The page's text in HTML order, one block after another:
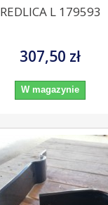
REDLICA L 179593
307,50 zł
W magazynie